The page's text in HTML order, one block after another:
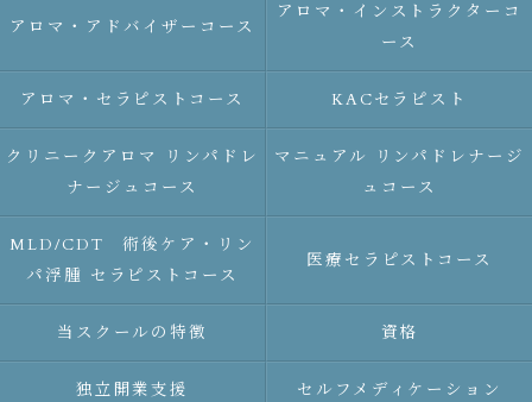
アロマ・アドバイザーコース
アロマ・インストラクターコ
ース
アロマ・セラピストコース KACセラピスト
クリニークアロマ リンパドレ
ナージュコース
マニュアル リンパドレナージ
ュコース
MLD/CDT 術後ケア・リン
パ浮腫 セラピストコース
医療セラピストコース
当スクールの特徴 資格
独立開業支援 セルフメディケーション